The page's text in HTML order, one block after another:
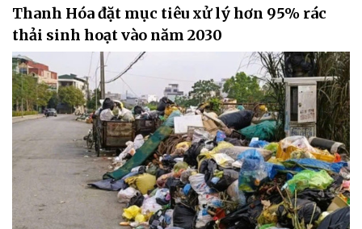
Thanh Hóa đặt mục tiêu xử lý hơn 95% rác
thải sinh hoạt vào năm 2030